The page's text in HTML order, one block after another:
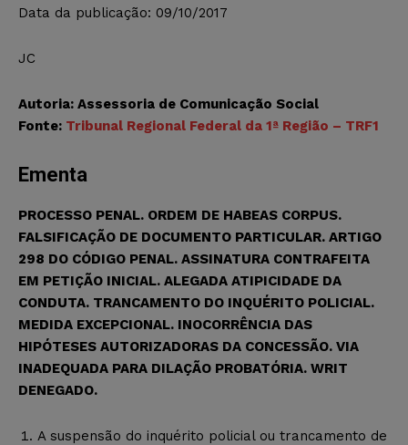
Data da publicação: 09/10/2017
JC
Autoria: Assessoria de Comunicação Social
Fonte: Tribunal Regional Federal da 1ª Região – TRF1
Ementa
PROCESSO PENAL. ORDEM DE HABEAS CORPUS.
FALSIFICAÇÃO DE DOCUMENTO PARTICULAR. ARTIGO
298 DO CÓDIGO PENAL. ASSINATURA CONTRAFEITA
EM PETIÇÃO INICIAL. ALEGADA ATIPICIDADE DA
CONDUTA. TRANCAMENTO DO INQUÉRITO POLICIAL.
MEDIDA EXCEPCIONAL. INOCORRÊNCIA DAS
HIPÓTESES AUTORIZADORAS DA CONCESSÃO. VIA
INADEQUADA PARA DILAÇÃO PROBATÓRIA. WRIT
DENEGADO.
A suspensão do inquérito policial ou trancamento de